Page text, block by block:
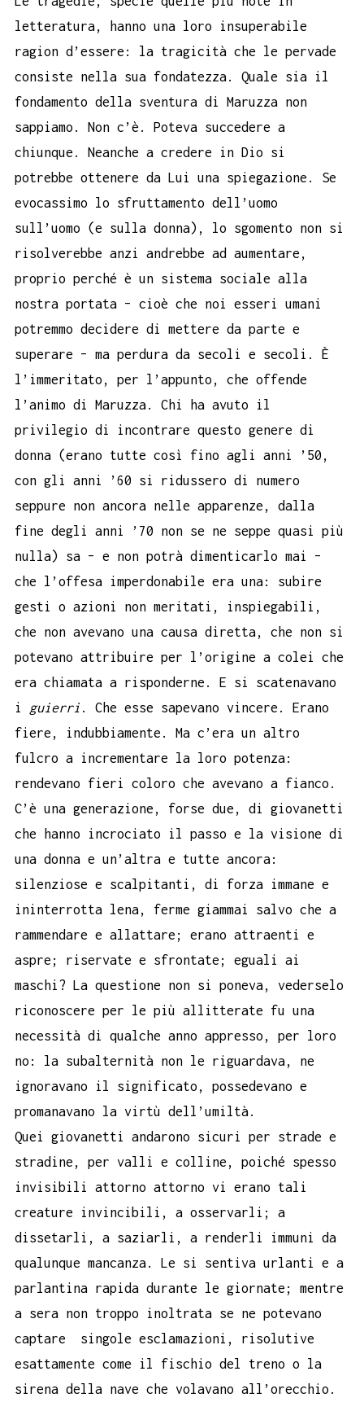
letteratura, hanno una loro insuperabile
ragion d’essere: la tragicità che le pervade
consiste nella sua fondatezza. Quale sia il
fondamento della sventura di Maruzza non
sappiamo. Non c’è. Poteva succedere a
chiunque. Neanche a credere in Dio si
potrebbe ottenere da Lui una spiegazione. Se
evocassimo lo sfruttamento dell’uomo
sull’uomo (e sulla donna), lo sgomento non si
risolverebbe anzi andrebbe ad aumentare,
proprio perché è un sistema sociale alla
nostra portata – cioè che noi esseri umani
potremmo decidere di mettere da parte e
superare – ma perdura da secoli e secoli. È
l’immeritato, per l’appunto, che offende
l’animo di Maruzza. Chi ha avuto il
privilegio di incontrare questo genere di
donna (erano tutte così fino agli anni ’50,
con gli anni ’60 si ridussero di numero
seppure non ancora nelle apparenze, dalla
fine degli anni ’70 non se ne seppe quasi più
nulla) sa – e non potrà dimenticarlo mai –
che l’offesa imperdonabile era una: subire
gesti o azioni non meritati, inspiegabili,
che non avevano una causa diretta, che non si
potevano attribuire per l’origine a colei che
era chiamata a risponderne. E si scatenavano
i guierri . Che esse sapevano vincere. Erano
fiere, indubbiamente. Ma c’era un altro
fulcro a incrementare la loro potenza:
rendevano fieri coloro che avevano a fianco.
C’è una generazione, forse due, di giovanetti
che hanno incrociato il passo e la visione di
una donna e un’altra e tutte ancora:
silenziose e scalpitanti, di forza immane e
ininterrotta lena, ferme giammai salvo che a
rammendare e allattare; erano attraenti e
aspre; riservate e sfrontate; eguali ai
maschi? La questione non si poneva, vederselo
riconoscere per le più allitterate fu una
necessità di qualche anno appresso, per loro
no: la subalternità non le riguardava, ne
ignoravano il significato, possedevano e
promanavano la virtù dell’umiltà.
Quei giovanetti andarono sicuri per strade e
stradine, per valli e colline, poiché spesso
invisibili attorno attorno vi erano tali
creature invincibili, a osservarli; a
dissetarli, a saziarli, a renderli immuni da
qualunque mancanza. Le si sentiva urlanti e a
parlantina rapida durante le giornate; mentre
a sera non troppo inoltrata se ne potevano
captare singole esclamazioni, risolutive
esattamente come il fischio del treno o la
sirena della nave che volavano all’orecchio.